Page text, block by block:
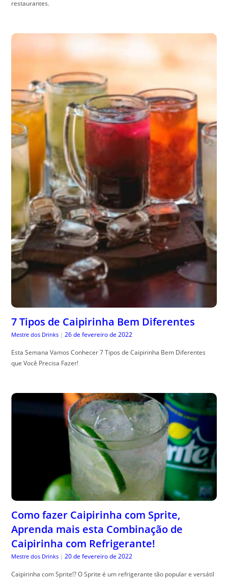
restaurantes.
7 Tipos de Caipirinha Bem Diferentes
Mestre dos Drinks | 26 de fevereiro de 2022
Esta Semana Vamos Conhecer 7 Tipos de Caipirinha Bem Diferentes
que Você Precisa Fazer!
Como fazer Caipirinha com Sprite,
Aprenda mais esta Combinação de
Caipirinha com Refrigerante!
Mestre dos Drinks | 20 de fevereiro de 2022
Caipirinha com Sprite!? O Sprite é um refrigerante tão popular e versátil